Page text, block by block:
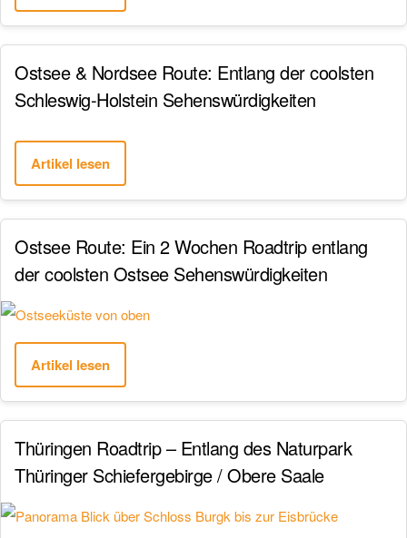
Ostsee & Nordsee Route: Entlang der coolsten
Schleswig-Holstein Sehenswürdigkeiten
Artikel lesen
Ostsee Route: Ein 2 Wochen Roadtrip entlang
der coolsten Ostsee Sehenswürdigkeiten
Artikel lesen
Thüringen Roadtrip – Entlang des Naturpark
Thüringer Schiefergebirge / Obere Saale